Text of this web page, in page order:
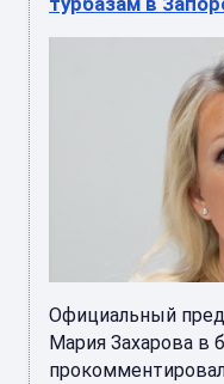
Официальный
Мария Захарова в